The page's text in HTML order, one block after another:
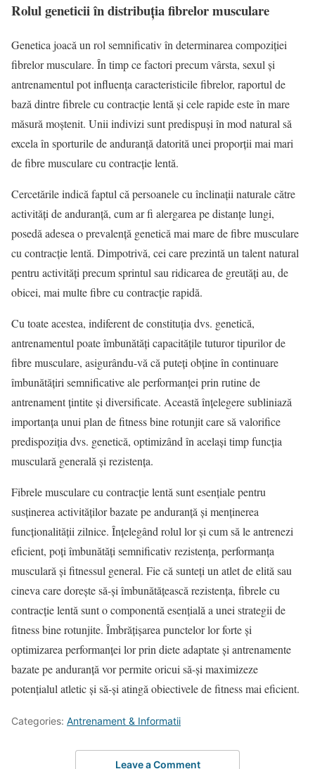
Rolul geneticii în distribuția fibrelor musculare
Genetica joacă un rol semnificativ în determinarea compoziției
fibrelor musculare. În timp ce factori precum vârsta, sexul și
antrenamentul pot influența caracteristicile fibrelor, raportul de
bază dintre fibrele cu contracție lentă și cele rapide este în mare
măsură moștenit. Unii indivizi sunt predispuși în mod natural să
excela în sporturile de anduranță datorită unei proporții mai mari
de fibre musculare cu contracție lentă.
Cercetările indică faptul că persoanele cu înclinații naturale către
activități de anduranță, cum ar fi alergarea pe distanțe lungi,
posedă adesea o prevalență genetică mai mare de fibre musculare
cu contracție lentă. Dimpotrivă, cei care prezintă un talent natural
pentru activități precum sprintul sau ridicarea de greutăți au, de
obicei, mai multe fibre cu contracție rapidă.
Cu toate acestea, indiferent de constituția dvs. genetică,
antrenamentul poate îmbunătăți capacitățile tuturor tipurilor de
fibre musculare, asigurându-vă că puteți obține în continuare
îmbunătățiri semnificative ale performanței prin rutine de
antrenament țintite și diversificate. Această înțelegere subliniază
importanța unui plan de fitness bine rotunjit care să valorifice
predispoziția dvs. genetică, optimizând în același timp funcția
musculară generală și rezistența.
Fibrele musculare cu contracție lentă sunt esențiale pentru
susținerea activităților bazate pe anduranță și menținerea
funcționalității zilnice. Înțelegând rolul lor și cum să le antrenezi
eficient, poți îmbunătăți semnificativ rezistența, performanța
musculară și fitnessul general. Fie că sunteți un atlet de elită sau
cineva care dorește să-și îmbunătățească rezistența, fibrele cu
contracție lentă sunt o componentă esențială a unei strategii de
fitness bine rotunjite. Îmbrățișarea punctelor lor forte și
optimizarea performanței lor prin diete adaptate și antrenamente
bazate pe anduranță vor permite oricui să-și maximizeze
potențialul atletic și să-și atingă obiectivele de fitness mai eficient.
Categories: Antrenament & Informatii
Leave a Comment